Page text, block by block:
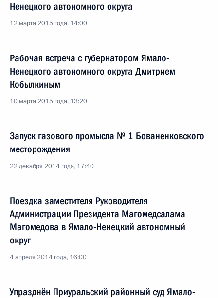
Ненецкого автономного округа
12 марта 2015 года, 14:00
Рабочая встреча с губернатором Ямало-
Ненецкого автономного округа Дмитрием
Кобылкиным
10 марта 2015 года, 13:20
Запуск газового промысла № 1 Бованенковского
месторождения
22 декабря 2014 года, 17:40
Поездка заместителя Руководителя
Администрации Президента Магомедсалама
Магомедова в Ямало-Ненецкий автономный
округ
4 апреля 2014 года, 16:00
Упразднён Приуральский районный суд Ямало-